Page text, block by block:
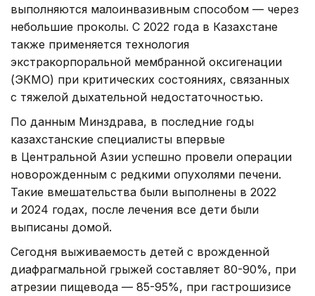
выполняются малоинвазивным способом — через
небольшие проколы. С 2022 года в Казахстане
также применяется технология
экстракорпоральной мембранной оксигенации
(ЭКМО) при критических состояниях, связанных
с тяжелой дыхательной недостаточностью.
По данным Минздрава, в последние годы
казахстанские специалисты впервые
в Центральной Азии успешно провели операции
новорожденным с редкими опухолями печени.
Такие вмешательства были выполнены в 2022
и 2024 годах, после лечения все дети были
выписаны домой.
Сегодня выживаемость детей с врожденной
диафрагмальной грыжей составляет 80-90%, при
атрезии пищевода — 85-95%, при гастрошизисе